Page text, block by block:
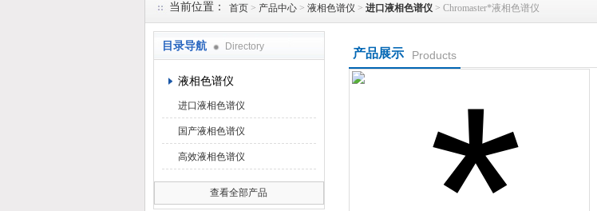
当前位置： 首页 > 产品中心 > 液相色谱仪 > 进口液相色谱仪 > Chromaster*液相色谱仪
目录导航 Directory
液相色谱仪
进口液相色谱仪
国产液相色谱仪
高效液相色谱仪
查看全部产品
产品展示 Products